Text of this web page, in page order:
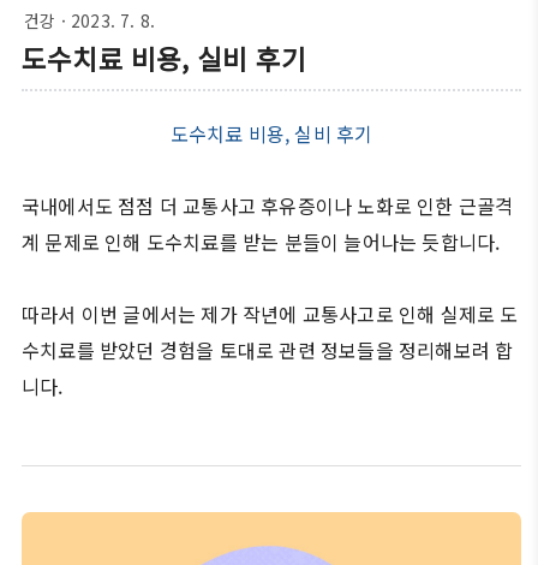
건강 · 2023. 7. 8.
도수치료 비용, 실비 후기
도수치료 비용, 실비 후기
국내에서도 점점 더 교통사고 후유증이나 노화로 인한 근골격
계 문제로 인해 도수치료를 받는 분들이 늘어나는 듯합니다.
따라서 이번 글에서는 제가 작년에 교통사고로 인해 실제로 도
수치료를 받았던 경험을 토대로 관련 정보들을 정리해보려 합
니다.